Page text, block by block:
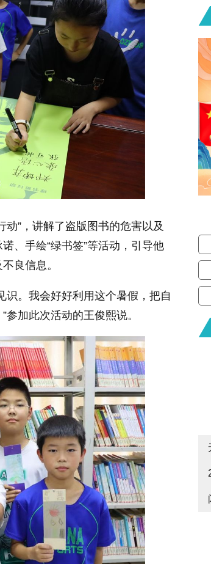
”，讲解了盗版图书的危害以及
、手绘“绿书签”等活动，引导他
良信息。
识。我会好好利用这个暑假，把自
加此次活动的王俊熙说。